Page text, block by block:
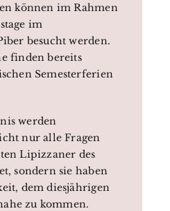
können im Rahmen
im
besucht werden.
finden bereits
Semesterferien
werden
nur alle Fragen
Lipizzaner des
sondern sie haben
dem diesjährigen
zu kommen.